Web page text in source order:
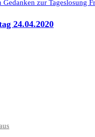
24.04.2020